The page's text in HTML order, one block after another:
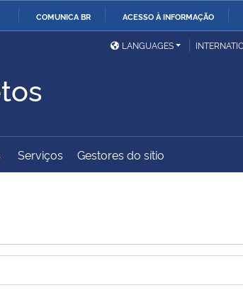
COMUNICA BR ACESSO À INFORMAÇÃO
Defesa
Ministério das Relações
Exteriores
Controladoria-Geral da
LANGUAGES
Serviços Gestores do sítio